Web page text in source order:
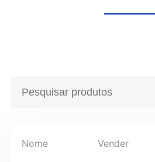
Nome Vender